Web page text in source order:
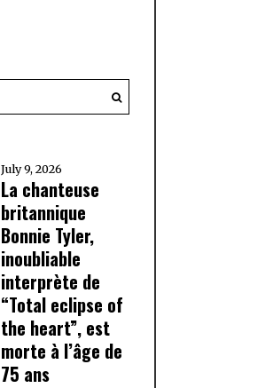
July 9, 2026
La chanteuse
britannique
Bonnie Tyler,
inoubliable
interprète de
“Total eclipse of
the heart”, est
morte à l’âge de
75 ans